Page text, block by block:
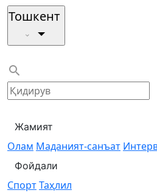
Тошкент
Жамият
Олам Маданият-санъат
Фойдали
СпортТаҳлил